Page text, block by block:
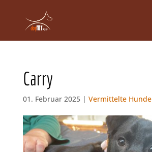
Carry
01. Februar 2025 | Vermittelte Hunde